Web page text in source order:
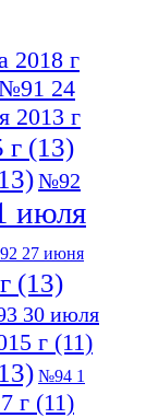
2018 г
24
2013 г
г (13)
№92
июля
27 июня
(13)
30 июля
г (11)
№94 1
г (11)